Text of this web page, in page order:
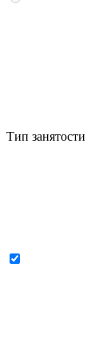
Тип занятости